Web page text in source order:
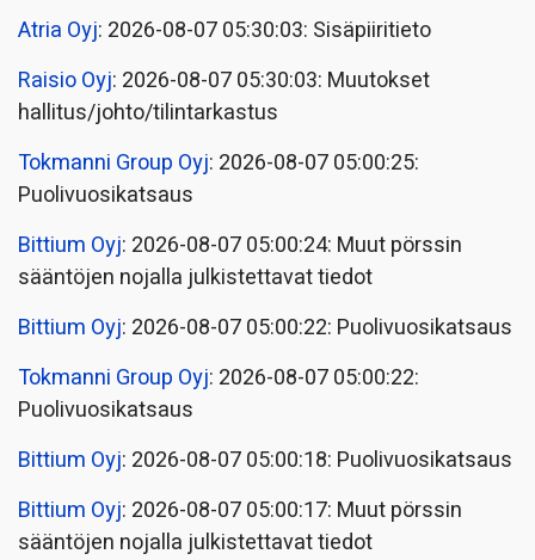
Atria Oyj: 2026-08-07 05:30:03: Sisäpiiritieto
Raisio Oyj: 2026-08-07 05:30:03: Muutokset
hallitus/johto/tilintarkastus
Tokmanni Group Oyj: 2026-08-07 05:00:25:
Puolivuosikatsaus
Bittium Oyj: 2026-08-07 05:00:24: Muut pörssin
sääntöjen nojalla julkistettavat tiedot
Bittium Oyj: 2026-08-07 05:00:22: Puolivuosikatsaus
Tokmanni Group Oyj: 2026-08-07 05:00:22:
Puolivuosikatsaus
Bittium Oyj: 2026-08-07 05:00:18: Puolivuosikatsaus
Bittium Oyj: 2026-08-07 05:00:17: Muut pörssin
sääntöjen nojalla julkistettavat tiedot